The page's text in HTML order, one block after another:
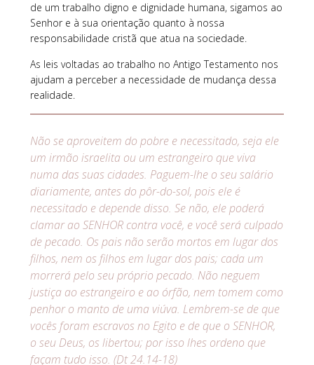
de um trabalho digno e dignidade humana, sigamos ao
Senhor e à sua orientação quanto à nossa
responsabilidade cristã que atua na sociedade.
As leis voltadas ao trabalho no Antigo Testamento nos
ajudam a perceber a necessidade de mudança dessa
realidade.
Não se aproveitem do pobre e necessitado, seja ele
um irmão israelita ou um estrangeiro que viva
numa das suas cidades. Paguem-lhe o seu salário
diariamente, antes do pôr-do-sol, pois ele é
necessitado e depende disso. Se não, ele poderá
clamar ao SENHOR contra você, e você será culpado
de pecado. Os pais não serão mortos em lugar dos
filhos, nem os filhos em lugar dos pais; cada um
morrerá pelo seu próprio pecado. Não neguem
justiça ao estrangeiro e ao órfão, nem tomem como
penhor o manto de uma viúva. Lembrem-se de que
vocês foram escravos no Egito e de que o SENHOR,
o seu Deus, os libertou; por isso lhes ordeno que
façam tudo isso. (Dt 24.14-18)